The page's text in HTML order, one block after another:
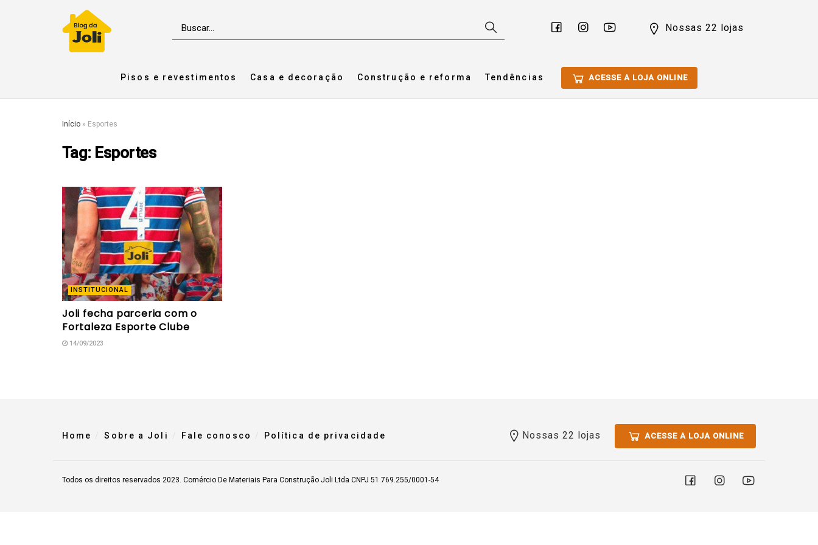
Nossas 22 lojas
Pisos e revestimentos Casa e decoração Construção e reforma Tendências ACESSE A LOJA ONLINE
Início » Esportes
Tag: Esportes
INSTITUCIONAL
Joli fecha parceria com o
Fortaleza Esporte Clube
14/09/2023
Home Sobre a Joli Fale conosco Política de privacidade Nossas 22 lojas ACESSE A LOJA ONLINE
Todos os direitos reservados 2023. Comércio De Materiais Para Construção Joli Ltda CNPJ 51.769.255/0001-54